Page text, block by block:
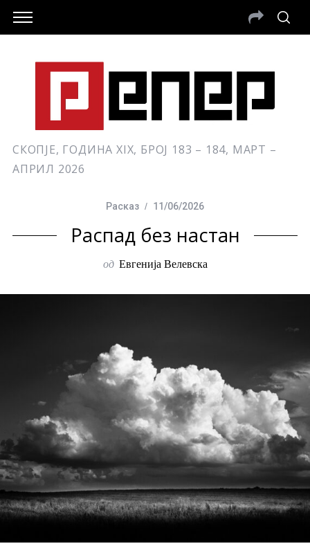
СКОПЈЕ, ГОДИНА XIX, БРОЈ 183 – 184, МАРТ –
АПРИЛ 2026
Расказ 11/06/2026
Распад без настан
од Евгенија Велевска